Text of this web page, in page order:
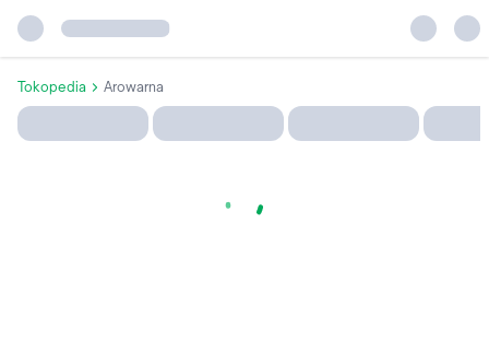
Tokopedia Arowarna